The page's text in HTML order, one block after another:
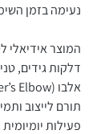
נעימה בזמן
המוצר אידיאלי
תורם לייצוב
פעילות